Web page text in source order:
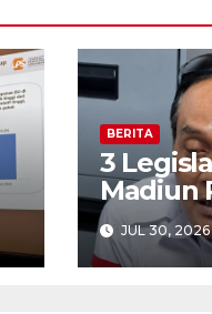
BERITA
3
Madiun
OutJUL 30, 2026